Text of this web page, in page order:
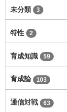
未分類 3
特性 2
育成知識 59
育成論 103
通信対戦 63